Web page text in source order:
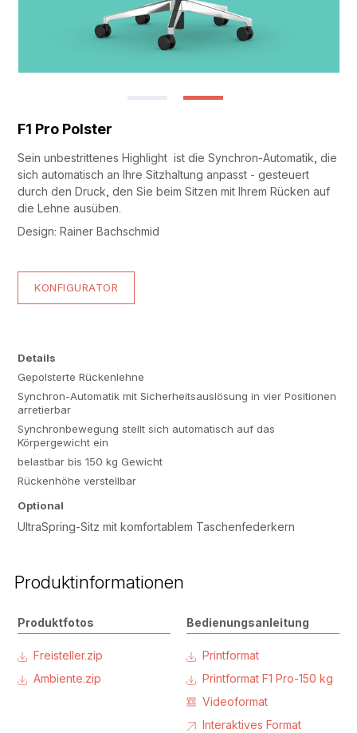
F1 Pro Polster
Sein unbestrittenes Highlight ist die Synchron-Automatik, die
sich automatisch an Ihre Sitzhaltung anpasst - gesteuert
durch den Druck, den Sie beim Sitzen mit Ihrem Rücken auf
die Lehne ausüben.
Design: Rainer Bachschmid
KONFIGURATOR
Details
Gepolsterte Rückenlehne
Synchron-Automatik mit Sicherheitsauslösung in vier Positionen
arretierbar
Synchronbewegung stellt sich automatisch auf das
Körpergewicht ein
belastbar bis 150 kg Gewicht
Rückenhöhe verstellbar
Optional
UltraSpring-Sitz mit komfortablem Taschenfederkern
Produktinformationen
Produktfotos
Freisteller.zip
Ambiente.zip
Bedienungsanleitung
Printformat
Printformat F1 Pro-150 kg
Videoformat
Interaktives Format